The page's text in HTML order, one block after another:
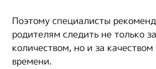
Поэтому специалисты
родителям следить не только за
количеством, но и за качеством
времени.